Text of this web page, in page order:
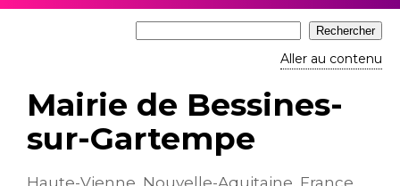
Aller au contenu
Mairie de Bessines-
sur-Gartempe
Haute-Vienne, Nouvelle-Aquitaine, France.